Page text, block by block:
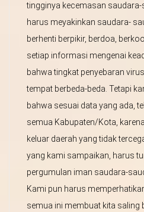
tingginya kecemasan
harus meyakinkan saudara-
berhenti berpikir, berdoa,
setiap informasi mengenai
bahwa tingkat penyebaran
tempat berbeda-beda. Tetapi
bahwa sesuai data yang ada,
semua Kabupaten/Kota,
keluar daerah yang tidak
yang kami sampaikan, harus
pergumulan iman saudara-
Kami pun harus
semua ini membuat kita saling